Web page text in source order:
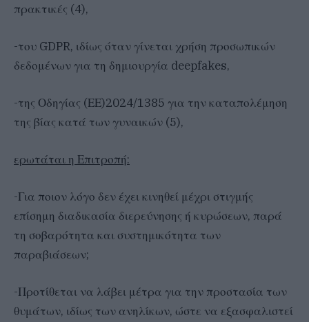
πρακτικές (4),
-του GDPR, ιδίως όταν γίνεται χρήση προσωπικών
δεδομένων για τη δημιουργία deepfakes,
-της Οδηγίας (ΕΕ)2024/1385 για την καταπολέμηση
της βίας κατά των γυναικών (5),
ερωτάται η Επιτροπή:
-Για ποιον λόγο δεν έχει κινηθεί μέχρι στιγμής
επίσημη διαδικασία διερεύνησης ή κυρώσεων, παρά
τη σοβαρότητα και συστημικότητα των
παραβιάσεων;
-Προτίθεται να λάβει μέτρα για την προστασία των
θυμάτων, ιδίως των ανηλίκων, ώστε να εξασφαλιστεί